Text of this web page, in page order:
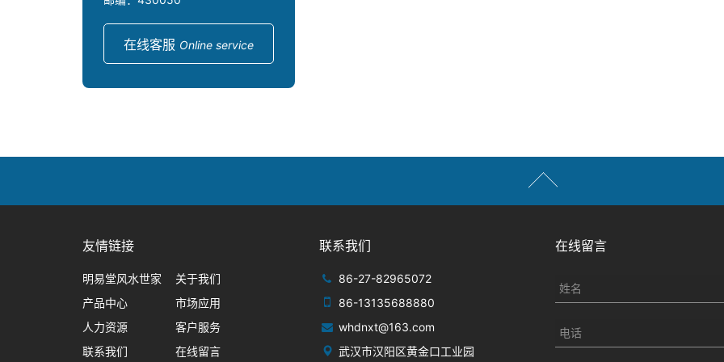
在线客服 Online service
友情链接
明易堂风水世家
关于我们
产品中心
市场应用
人力资源
客户服务
联系我们
在线留言
联系我们
86-27-82965072
86-13135688880
whdnxt@163.com
武汉市汉阳区黄金口工业园
在线留言